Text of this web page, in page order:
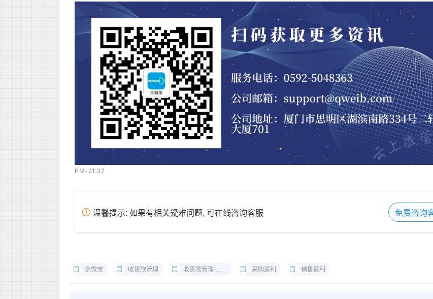
PM-21.37
温馨提示: 如果有相关疑难问题, 可在线咨询客服 免费咨询
企微宝 收货款管理 收货款管理-零头抹平 采购返利 销售返利